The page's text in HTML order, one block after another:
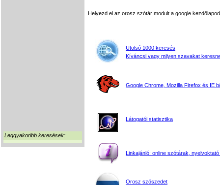
Leggyakoribb keresések:
Helyezd el az orosz szótár modult a google
Utolsó 1000 keresés
Kíváncsi vagy milyen szavakat
Google Chrome, Mozilla Firefox és IE
Látogatói statisztika
Linkajánló: online szótárak, nyelvoktató
Orosz szószedet